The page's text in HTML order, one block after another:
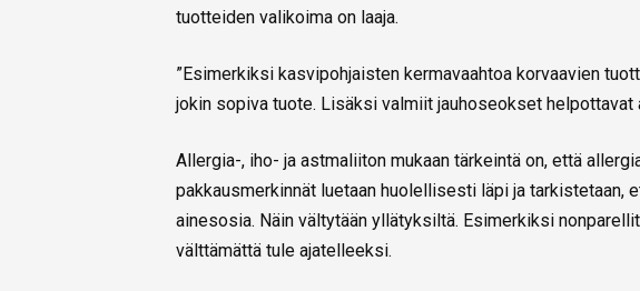
tuotteiden valikoima on laaja.
”Esimerkiksi kasvipohjaisten kermavaahtoa korvaavien
jokin sopiva tuote. Lisäksi valmiit jauhoseokset helpottavat
Allergia-, iho- ja astmaliiton mukaan tärkeintä on, että
pakkausmerkinnät luetaan huolellisesti läpi ja tarkistetaan,
ainesosia. Näin vältytään yllätyksiltä. Esimerkiksi
välttämättä tule ajatelleeksi.